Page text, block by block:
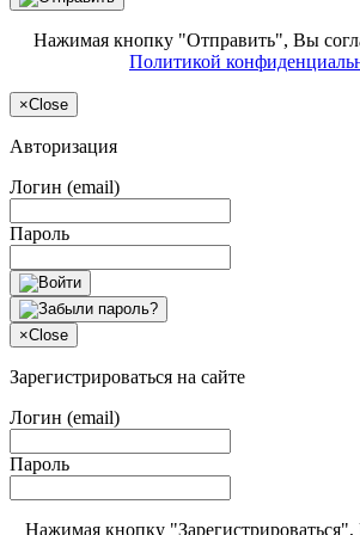
Нажимая кнопку "Отправить", Вы
Политикой
×Close
Авторизация
Логин (email)
Пароль
×Close
Зарегистрироваться на сайте
Логин (email)
Пароль
Нажимая кнопку "Зарегистрироваться",